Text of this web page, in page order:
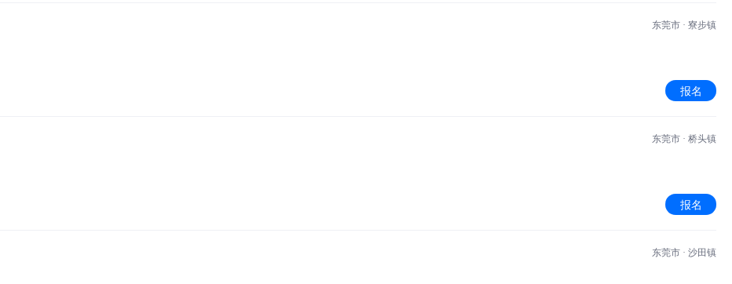
东莞市 · 寮步镇
报名
东莞市 · 桥头镇
报名
东莞市 · 沙田镇